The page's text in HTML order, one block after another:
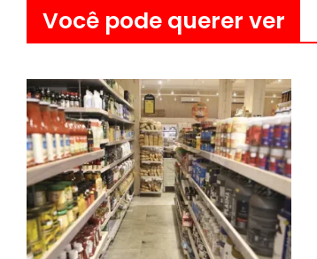
Você pode querer ver